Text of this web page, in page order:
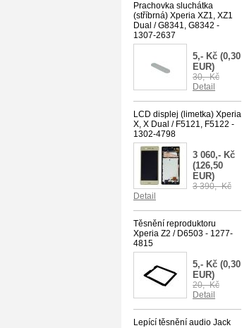
Prachovka sluchátka
(stříbrná) Xperia XZ1, XZ1
Dual / G8341, G8342 -
1307-2637
5,- Kč (0,30
EUR)
30,- Kč
Detail
LCD displej (limetka) Xperia
X, X Dual / F5121, F5122 -
1302-4798
3 060,- Kč
(126,50
EUR)
3 390,- Kč
Detail
Těsnění reproduktoru
Xperia Z2 / D6503 - 1277-
4815
5,- Kč (0,30
EUR)
20,- Kč
Detail
Lepící těsnění audio Jack